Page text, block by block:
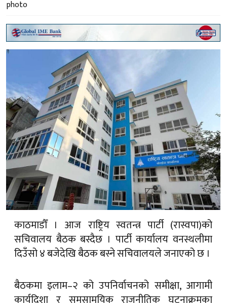
काठमाडौँ । आज राष्ट्रिय स्वतन्त्र पार्टी (रास्वपा)को
सचिवालय बैठक बस्दैछ । पार्टी कार्यालय वनस्थलीमा
दिउँसो ४ बजेदेखि बैठक बस्ने सचिवालयले जनाएको छ ।
बैठकमा इलाम–२ को उपनिर्वाचनको समीक्षा, आगामी